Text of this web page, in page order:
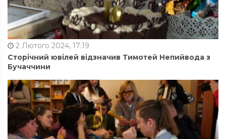
2 Лютого 2024, 17:19
Сторічний ювілей відзначив Тимотей Непийвода з
Бучаччини